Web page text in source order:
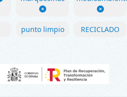
punto limpio RECICLADO